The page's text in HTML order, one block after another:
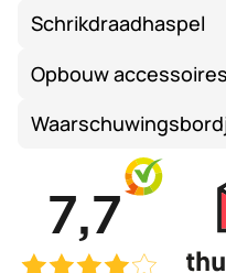
Schrikdraadhaspel
Opbouw accessoires